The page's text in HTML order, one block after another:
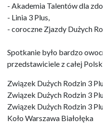
- Akademia Talentów dla
- Linia 3 Plus,
- coroczne Zjazdy Dużych
Spotkanie było bardzo
przedstawiciele z całej
Związek Dużych Rodzin 3
Związek Dużych Rodzin 3
Związek Dużych Rodzin 3
Koło Warszawa Białołęka